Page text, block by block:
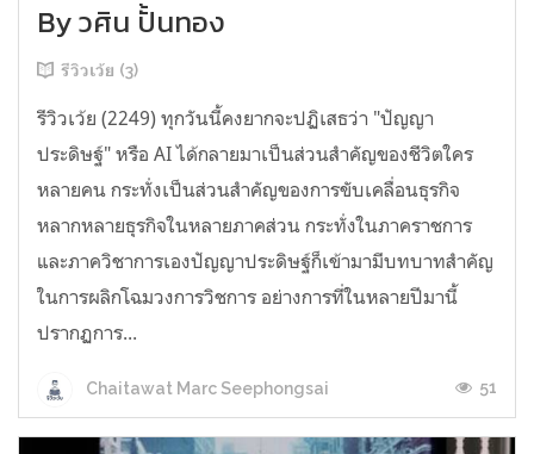
By วศิน ปั้นทอง
รีวิวเว้ย (3)
รีวิวเว้ย (2249) ทุกวันนี้คงยากจะปฏิเสธว่า "ปัญญา
ประดิษฐ์" หรือ AI ได้กลายมาเป็นส่วนสำคัญของชีวิตใคร
หลายคน กระทั่งเป็นส่วนสำคัญของการขับเคลื่อนธุรกิจ
หลากหลายธุรกิจในหลายภาคส่วน กระทั่งในภาคราชการ
และภาควิชาการเองปัญญาประดิษฐ์ก็เข้ามามีบทบาทสำคัญ
ในการผลิกโฉมวงการวิชการ อย่างการที่ในหลายปีมานี้
ปรากฏการ...
Chaitawat Marc Seephongsai 51